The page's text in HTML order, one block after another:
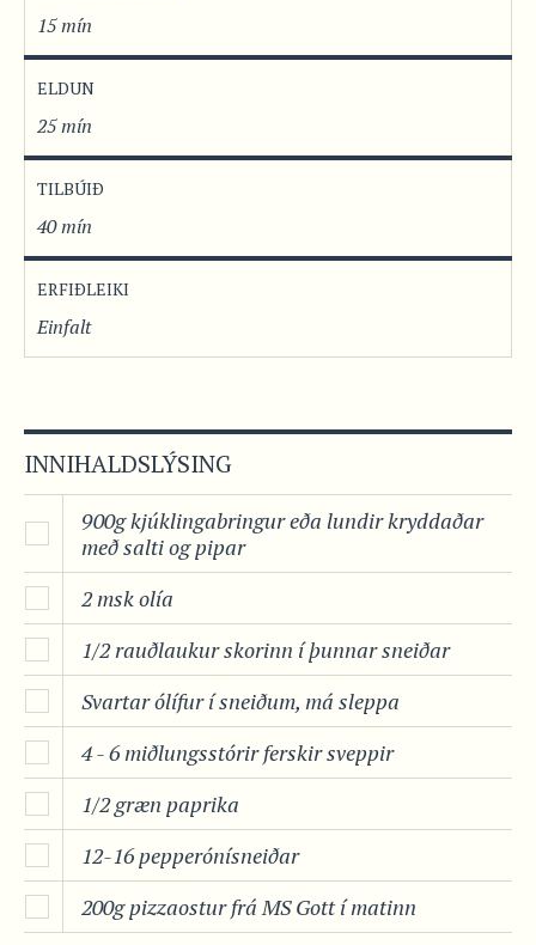
15 mín
ELDUN
25 mín
TILBÚIÐ
40 mín
ERFIÐLEIKI
Einfalt
INNIHALDSLÝSING
900g kjúklingabringur eða lundir kryddaðar
með salti og pipar
2 msk olía
1/2 rauðlaukur skorinn í þunnar sneiðar
Svartar ólífur í sneiðum, má sleppa
4 - 6 miðlungsstórir ferskir sveppir
1/2 græn paprika
12-16 pepperónísneiðar
200g pizzaostur frá MS Gott í matinn